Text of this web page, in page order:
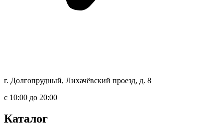
г. Долгопрудный, Лихачёвский проезд, д. 8
c 10:00 до 20:00
Каталог